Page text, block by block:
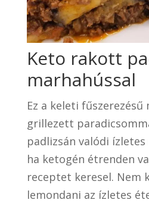
Keto rakott
marhahússal
Ez a keleti fűszerezésű
grillezett
padlizsán valódi ízletes
ha ketogén étrenden
receptet keresel. Nem
lemondani az ízletes